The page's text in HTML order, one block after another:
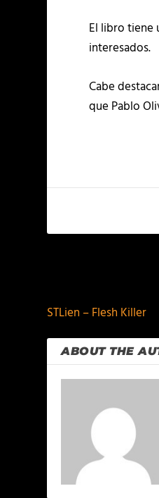
El libro tiene
interesados.
Cabe
que Pablo
STLien – Flesh Killer
ABOUT THE